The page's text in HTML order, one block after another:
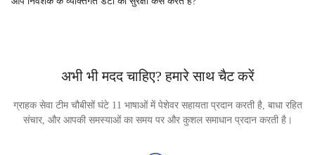
अभी भी मदद चाहिए? हमारे साथ चैट करें
ग्राहक सेवा टीम चौबीसों घंटे 11 भाषाओं में पेशेवर सहायता प्रदान करती है, बाधा रहित
संचार, और आपकी समस्याओं का समय पर और कुशल समाधान प्रदान करती है।